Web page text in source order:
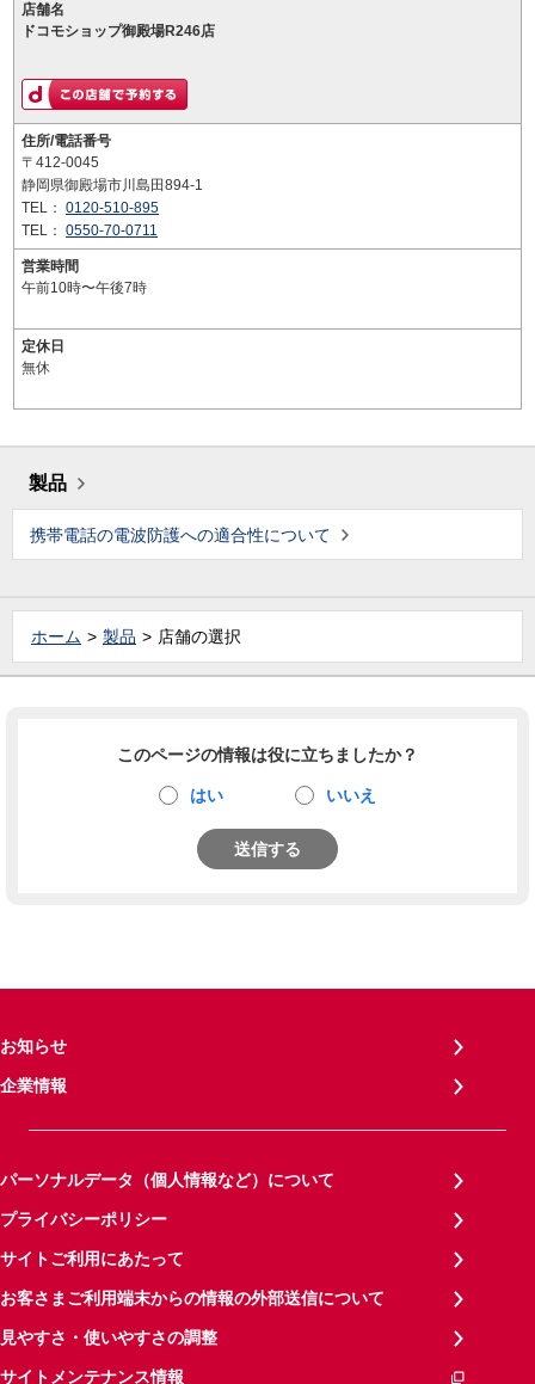
店舗名
ドコモショップ御殿場R246店
住所/電話番号
〒412-0045
静岡県御殿場市川島田894-1
TEL： 0120-510-895
TEL： 0550-70-0711
営業時間
午前10時〜午後7時
定休日
無休
製品
携帯電話の電波防護への適合性について
ホーム 製品 店舗の選択
このページの情報は役に立ちましたか？
はい いいえ
送信する
お知らせ
企業情報
パーソナルデータ（個人情報など）について
プライバシーポリシー
サイトご利用にあたって
お客さまご利用端末からの情報の外部送信について
見やすさ・使いやすさの調整
サイトメンテナンス情報